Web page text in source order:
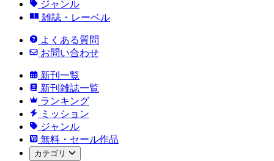
ジャンル
雑誌・レーベル
よくある質問
お問い合わせ
新刊一覧
新刊雑誌一覧
ランキング
ミッション
ジャンル
無料・セール作品
カテゴリ